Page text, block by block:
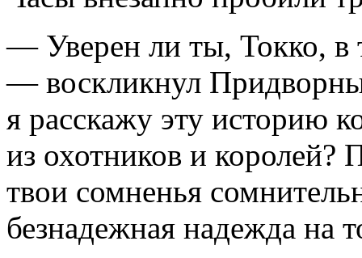
— Уверен ли ты, Токко, в
— воскликнул
я расскажу эту историю
из охотников и королей?
твои сомненья
безнадежная надежда на